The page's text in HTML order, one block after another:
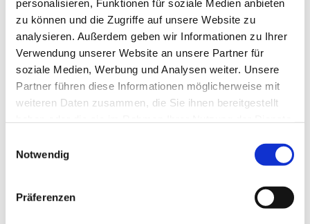
personalisieren, Funktionen für soziale Medien anbieten
zu können und die Zugriffe auf unsere Website zu
analysieren. Außerdem geben wir Informationen zu Ihrer
Verwendung unserer Website an unsere Partner für
soziale Medien, Werbung und Analysen weiter. Unsere
Partner führen diese Informationen möglicherweise mit
weiteren Daten zusammen, die Sie ihnen bereitgestellt
Notwendig
Präferenzen
Musikhören
Rhythmik
Grundlagen der Musiklehre
Dabei werden vorhandene Kenntnisse aufgegriffen,
vertieft und erweitert.
Neben musikalischem Wissen wachsen auch
Konzentrationsfähigkeit, Spielfreude,
soziale Kontakte.